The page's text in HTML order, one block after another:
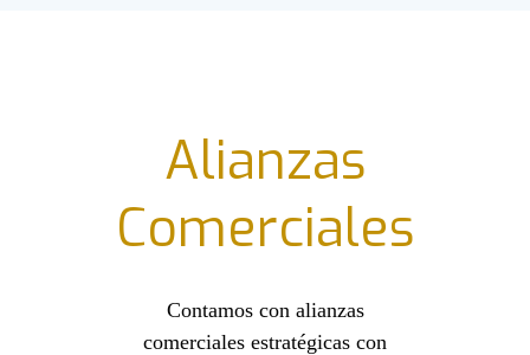
Alianzas
Comerciales
Contamos con alianzas
comerciales estratégicas con